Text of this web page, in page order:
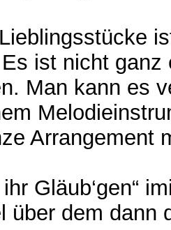
Es ist nicht
Man kann es
Arrangement
Gläub‘gen“
über dem dann